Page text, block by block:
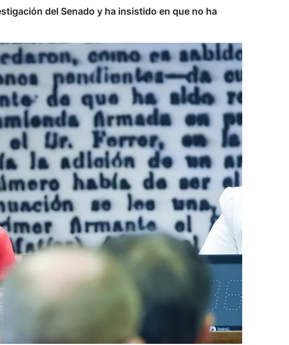
del Senado y ha insistido en que no ha